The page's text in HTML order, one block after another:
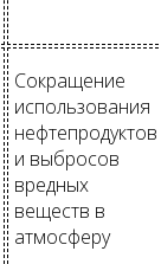
Сокращение
использования
нефтепродуктов
и выбросов
вредных
веществ в
атмосферу